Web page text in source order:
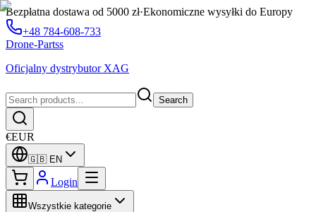
Bezpłatna dostawa od 5000 zł·Ekonomiczne wysyłki do Europy
+48 784-608-733
Drone-Partss
Oficjalny dystrybutor XAG
Search
€EUR
🇬🇧 EN
Login
Wszystkie kategorie